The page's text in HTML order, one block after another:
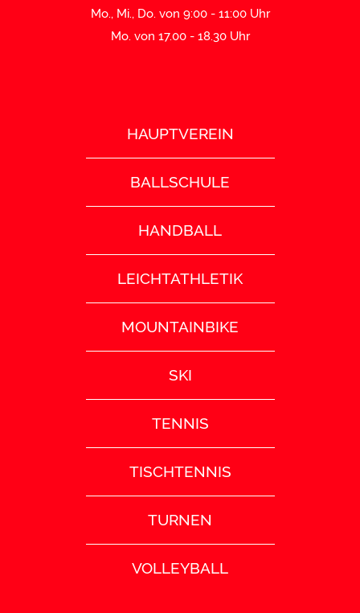
Mo., Mi., Do. von 9:00 - 11:00 Uhr
Mo. von 17.00 - 18.30 Uhr
HAUPTVEREIN
BALLSCHULE
HANDBALL
LEICHTATHLETIK
MOUNTAINBIKE
SKI
TENNIS
TISCHTENNIS
TURNEN
VOLLEYBALL